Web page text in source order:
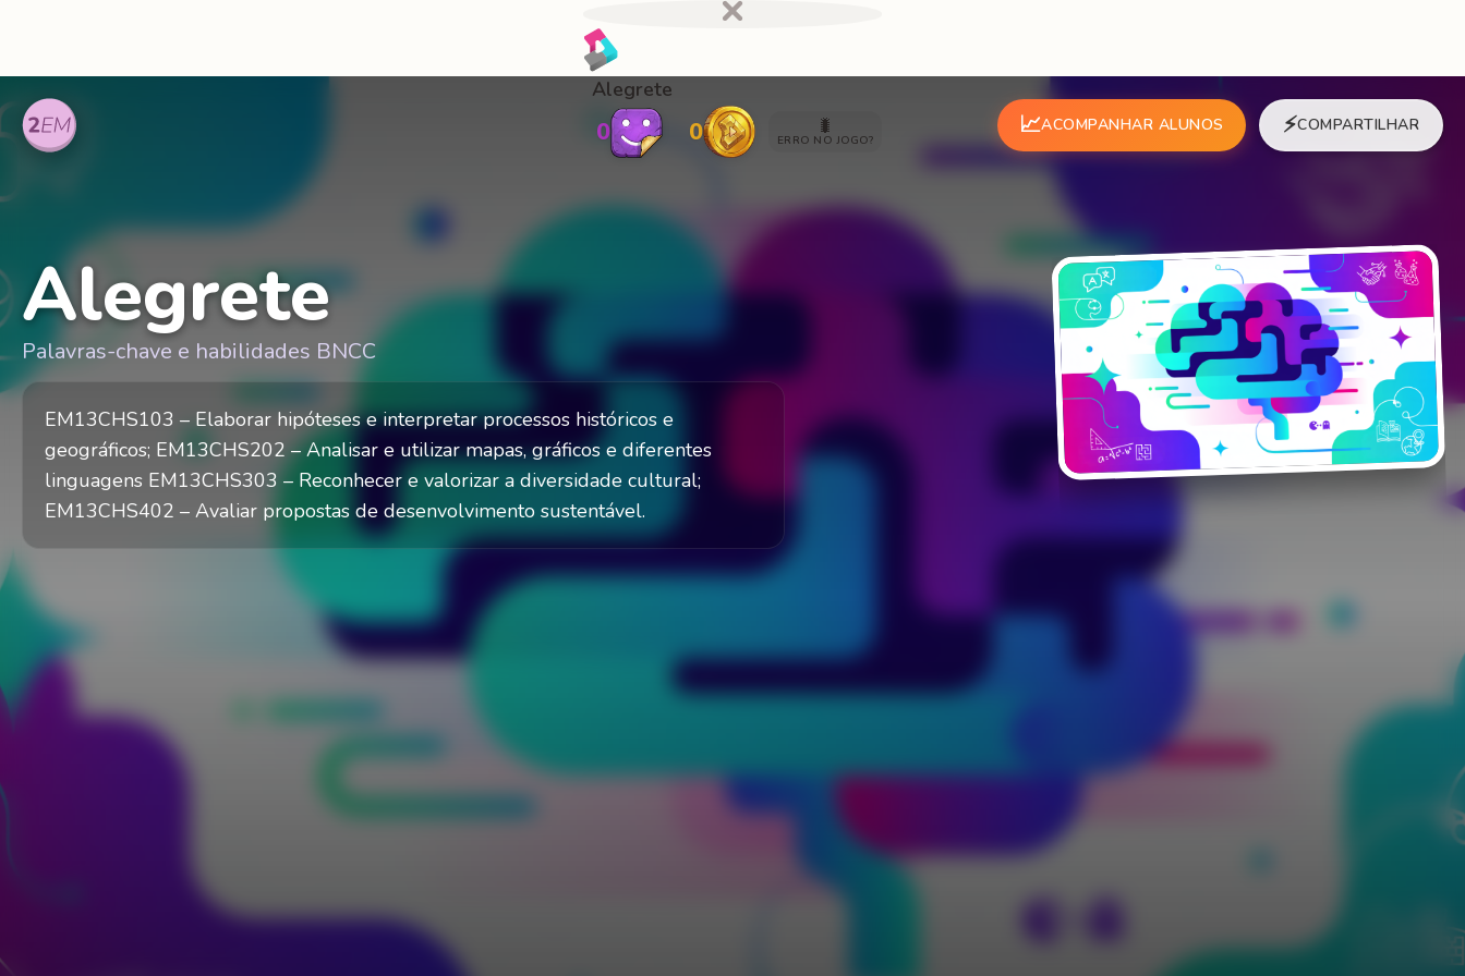
Alegrete
0 0 🐛
ERRO NO JOGO?
📈ACOMPANHAR ALUNOS ⚡COMPARTILHAR
Alegrete
Palavras-chave e habilidades BNCC
EM13CHS103 – Elaborar hipóteses e interpretar processos históricos e
geográficos; EM13CHS202 – Analisar e utilizar mapas, gráficos e diferentes
linguagens EM13CHS303 – Reconhecer e valorizar a diversidade cultural;
EM13CHS402 – Avaliar propostas de desenvolvimento sustentável.